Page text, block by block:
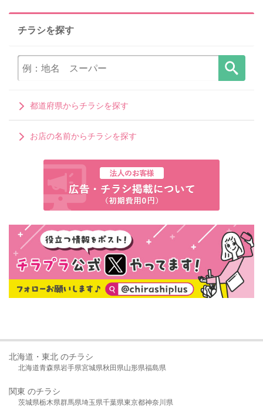
チラシを探す
都道府県からチラシを探す
お店の名前からチラシを探す
北海道・東北 のチラシ
北海道青森県岩手県宮城県秋田県山形県福島県
関東 のチラシ
茨城県栃木県群馬県埼玉県千葉県東京都神奈川県